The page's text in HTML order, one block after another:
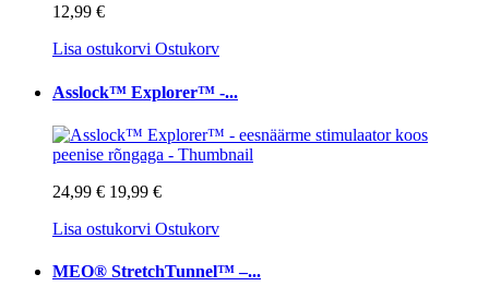
12,99 €
Lisa ostukorvi Ostukorv
Asslock™ Explorer™ -...
24,99 € 19,99 €
Lisa ostukorvi Ostukorv
MEO® StretchTunnel™ –...